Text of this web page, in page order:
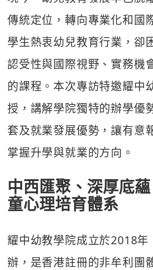
傳統定位，轉向專業化和國
學生熱衷幼兒教育行業，卻
認受性與國際視野、實務機
的課程。本次專訪特邀耀中
授，講解學院獨特的辦學優
套及就業發展優勢，讓有意
掌握升學與就業的方向。
中西匯聚、深厚底
童心理培育體系
耀中幼教學院成立於2018年
辦，是香港註冊的非牟利團